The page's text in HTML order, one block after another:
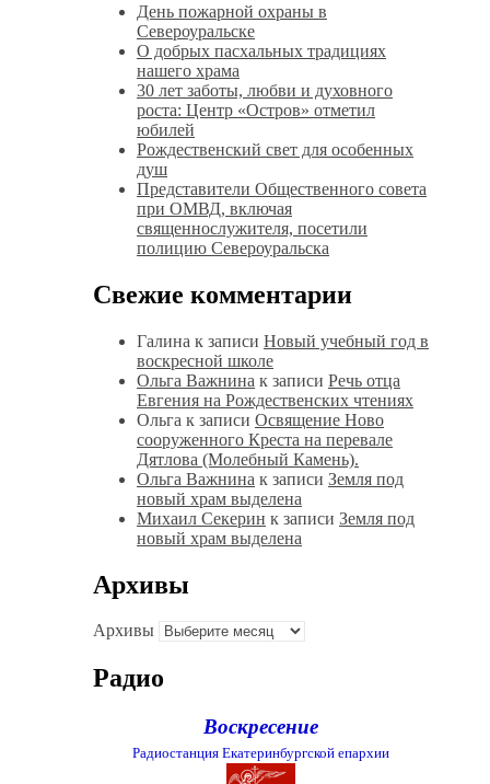
День пожарной охраны в
Североуральске
О добрых пасхальных традициях
нашего храма
30 лет заботы, любви и духовного
роста: Центр «Остров» отметил
юбилей
Рождественский свет для особенных
душ
Представители Общественного совета
при ОМВД, включая
священнослужителя, посетили
полицию Североуральска
Свежие комментарии
Галина к записи Новый учебный год в
воскресной школе
Ольга Важнина к записи Речь отца
Евгения на Рождественских чтениях
Ольга к записи Освящение Ново
сооруженного Креста на перевале
Дятлова (Молебный Камень).
Ольга Важнина к записи Земля под
новый храм выделена
Михаил Секерин к записи Земля под
новый храм выделена
Архивы
Архивы
Радио
Воскресение
Радиостанция Екатеринбургской епархии